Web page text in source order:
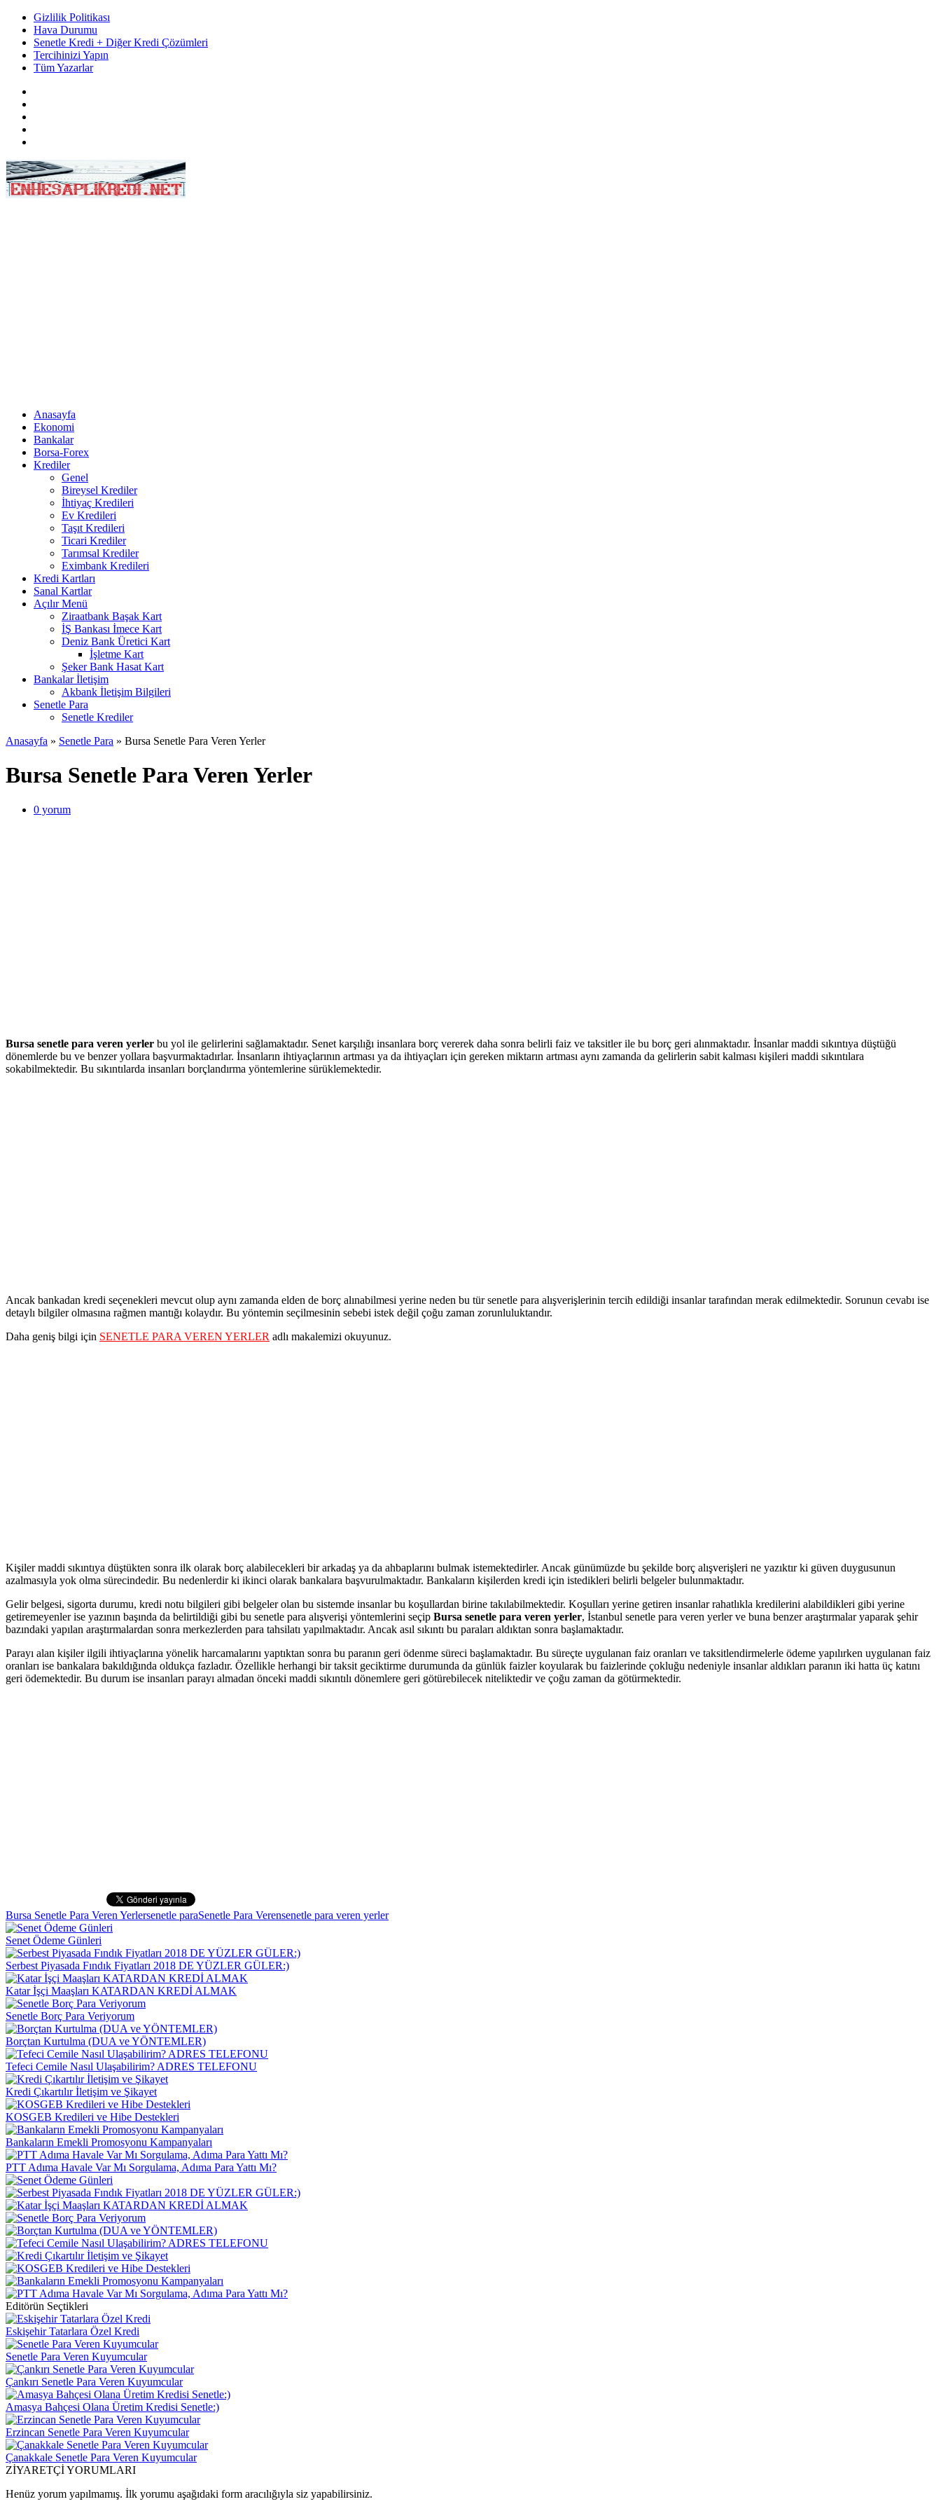
Gizlilik Politikası
Hava Durumu
Senetle Kredi + Diğer Kredi Çözümleri
Tercihinizi Yapın
Tüm Yazarlar
Anasayfa
Ekonomi
Bankalar
Borsa-Forex
Krediler
Genel
Bireysel Krediler
İhtiyaç Kredileri
Ev Kredileri
Taşıt Kredileri
Ticari Krediler
Tarımsal Krediler
Eximbank Kredileri
Kredi Kartları
Sanal Kartlar
Açılır Menü
Ziraatbank Başak Kart
İŞ Bankası İmece Kart
Deniz Bank Üretici Kart
İşletme Kart
Şeker Bank Hasat Kart
Bankalar İletişim
Akbank İletişim Bilgileri
Senetle Para
Senetle Krediler
Anasayfa » Senetle Para » Bursa Senetle Para Veren Yerler
Bursa Senetle Para Veren Yerler
0 yorum
Bursa senetle para veren yerler bu yol ile gelirlerini sağlamaktadır. Senet karşılığı insanlara borç vererek daha sonra belirli faiz ve taksitler ile bu borç geri alınmaktadır. İnsanlar maddi sıkıntıya düştüğü
dönemlerde bu ve benzer yollara başvurmaktadırlar. İnsanların ihtiyaçlarının artması ya da ihtiyaçları için gereken miktarın artması aynı zamanda da gelirlerin sabit kalması kişileri maddi sıkıntılara
sokabilmektedir. Bu sıkıntılarda insanları borçlandırma yöntemlerine sürüklemektedir.
Ancak bankadan kredi seçenekleri mevcut olup aynı zamanda elden de borç alınabilmesi yerine neden bu tür senetle para alışverişlerinin tercih edildiği insanlar tarafından merak edilmektedir. Sorunun cevabı ise
detaylı bilgiler olmasına rağmen mantığı kolaydır. Bu yöntemin seçilmesinin sebebi istek değil çoğu zaman zorunluluktandır.
Daha geniş bilgi için SENETLE PARA VEREN YERLER adlı makalemizi okuyunuz.
Kişiler maddi sıkıntıya düştükten sonra ilk olarak borç alabilecekleri bir arkadaş ya da ahbaplarını bulmak istemektedirler. Ancak günümüzde bu şekilde borç alışverişleri ne yazıktır ki güven duygusunun
azalmasıyla yok olma sürecindedir. Bu nedenlerdir ki ikinci olarak bankalara başvurulmaktadır. Bankaların kişilerden kredi için istedikleri belirli belgeler bulunmaktadır.
Gelir belgesi, sigorta durumu, kredi notu bilgileri gibi belgeler olan bu sistemde insanlar bu koşullardan birine takılabilmektedir. Koşulları yerine getiren insanlar rahatlıkla kredilerini alabildikleri gibi yerine
getiremeyenler ise yazının başında da belirtildiği gibi bu senetle para alışverişi yöntemlerini seçip Bursa senetle para veren yerler, İstanbul senetle para veren yerler ve buna benzer araştırmalar yaparak şehir
bazındaki yapılan araştırmalardan sonra merkezlerden para tahsilatı yapılmaktadır. Ancak asıl sıkıntı bu paraları aldıktan sonra başlamaktadır.
Parayı alan kişiler ilgili ihtiyaçlarına yönelik harcamalarını yaptıktan sonra bu paranın geri ödenme süreci başlamaktadır. Bu süreçte uygulanan faiz oranları ve taksitlendirmelerle ödeme yapılırken uygulanan faiz
oranları ise bankalara bakıldığında oldukça fazladır. Özellikle herhangi bir taksit geciktirme durumunda da günlük faizler koyularak bu faizlerinde çokluğu nedeniyle insanlar aldıkları paranın iki hatta üç katını
geri ödemektedir. Bu durum ise insanları parayı almadan önceki maddi sıkıntılı dönemlere geri götürebilecek niteliktedir ve çoğu zaman da götürmektedir.
Bursa Senetle Para Veren Yerlersenetle paraSenetle Para Verensenetle para veren yerler
Senet Ödeme Günleri
Serbest Piyasada Fındık Fiyatları 2018 DE YÜZLER GÜLER:)
Katar İşçi Maaşları KATARDAN KREDİ ALMAK
Senetle Borç Para Veriyorum
Borçtan Kurtulma (DUA ve YÖNTEMLER)
Tefeci Cemile Nasıl Ulaşabilirim? ADRES TELEFONU
Kredi Çıkartılır İletişim ve Şikayet
KOSGEB Kredileri ve Hibe Destekleri
Bankaların Emekli Promosyonu Kampanyaları
PTT Adıma Havale Var Mı Sorgulama, Adıma Para Yattı Mı?
Editörün Seçtikleri
Eskişehir Tatarlara Özel Kredi
Senetle Para Veren Kuyumcular
Çankırı Senetle Para Veren Kuyumcular
Amasya Bahçesi Olana Üretim Kredisi Senetle:)
Erzincan Senetle Para Veren Kuyumcular
Çanakkale Senetle Para Veren Kuyumcular
ZİYARETÇİ YORUMLARI
Henüz yorum yapılmamış. İlk yorumu aşağıdaki form aracılığıyla siz yapabilirsiniz.